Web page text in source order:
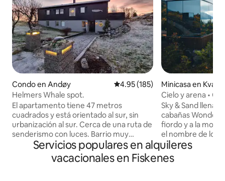
Condo en Andøy Calificación promedio: 4.95 de
4.95 (185)
Helmers Whale spot.
El apartamento tiene 47 metros
cuadrados y está orientado al sur, sin
urbanización al sur. Cerca de una ruta de
senderismo con luces. Barrio muy
tranquilo. Se pueden ver claramente las
auroras boreales desde la casa cuando el
tiempo es claro. En el lado norte, el
Minicasa en
une
Cielo y arena •
WonderInn Arctic
Sky & Sand llena
cabañas
fiordo y a la
el nombre de lo
arriba y la pálida
abajo. El vidrio
medida que cambia la luz.
Servicios populares en alquileres
vacacionales en Fiskenes